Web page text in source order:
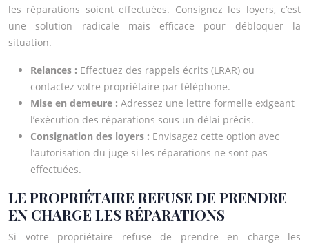
les réparations soient effectuées. Consignez les loyers, c’est
une solution radicale mais efficace pour débloquer la
situation.
Relances : Effectuez des rappels écrits (LRAR) ou
contactez votre propriétaire par téléphone.
Mise en demeure : Adressez une lettre formelle exigeant
l’exécution des réparations sous un délai précis.
Consignation des loyers : Envisagez cette option avec
l’autorisation du juge si les réparations ne sont pas
effectuées.
LE PROPRIÉTAIRE REFUSE DE PRENDRE
EN CHARGE LES RÉPARATIONS
Si votre propriétaire refuse de prendre en charge les